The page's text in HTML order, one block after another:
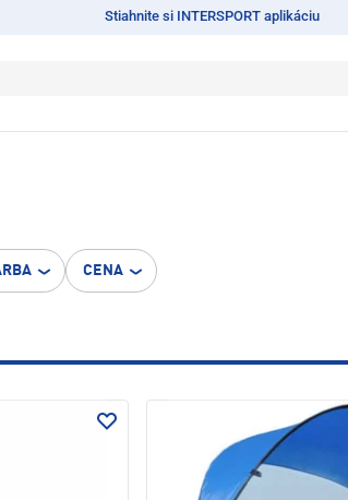
Stiahnite si INTERSPORT aplikáciu
CENA